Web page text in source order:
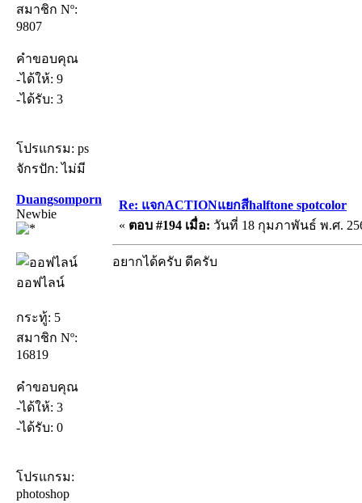
สมาชิก Nº:
9807
คำขอบคุณ
-ได้ให้: 9
-ได้รับ: 3
โปรแกรม: ps
จักรปัก: ไม่มี
Duangsomporn
Newbie
ออฟไลน์
กระทู้: 5
สมาชิก Nº:
16819
คำขอบคุณ
-ได้ให้: 3
-ได้รับ: 0
โปรแกรม:
photoshop
Re: แจกACTIONแยกสีhalftone spotcolor
« ตอบ #194 เมื่อ: วันที่ 18 กุมภาพันธ์ พ.ศ.
อยากได้ครับ ดีครับ